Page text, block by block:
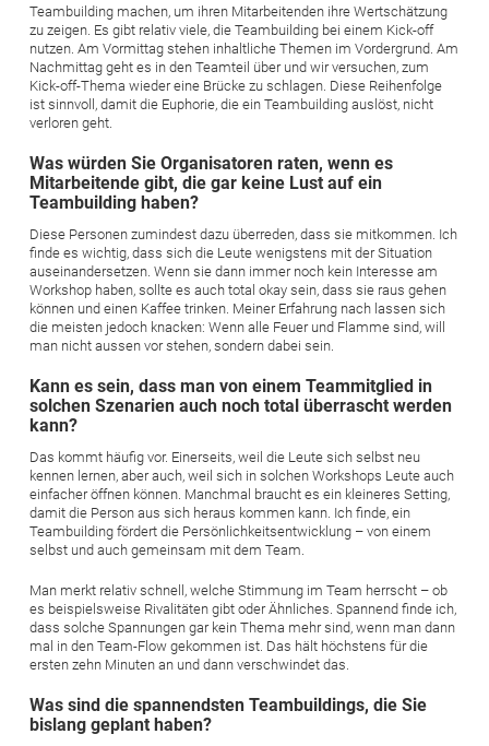
Teambuilding machen, um ihren Mitarbeitenden ihre Wertschätzung
zu zeigen. Es gibt relativ viele, die Teambuilding bei einem Kick-off
nutzen. Am Vormittag stehen inhaltliche Themen im Vordergrund. Am
Nachmittag geht es in den Teamteil über und wir versuchen, zum
Kick-off-Thema wieder eine Brücke zu schlagen. Diese Reihenfolge
ist sinnvoll, damit die Euphorie, die ein Teambuilding auslöst, nicht
verloren geht.
Was würden Sie Organisatoren raten, wenn es
Mitarbeitende gibt, die gar keine Lust auf ein
Teambuilding haben?
Diese Personen zumindest dazu überreden, dass sie mitkommen. Ich
finde es wichtig, dass sich die Leute wenigstens mit der Situation
auseinandersetzen. Wenn sie dann immer noch kein Interesse am
Workshop haben, sollte es auch total okay sein, dass sie raus gehen
können und einen Kaffee trinken. Meiner Erfahrung nach lassen sich
die meisten jedoch knacken: Wenn alle Feuer und Flamme sind, will
man nicht aussen vor stehen, sondern dabei sein.
Kann es sein, dass man von einem Teammitglied in
solchen Szenarien auch noch total überrascht werden
kann?
Das kommt häufig vor. Einerseits, weil die Leute sich selbst neu
kennen lernen, aber auch, weil sich in solchen Workshops Leute auch
einfacher öffnen können. Manchmal braucht es ein kleineres Setting,
damit die Person aus sich heraus kommen kann. Ich finde, ein
Teambuilding fördert die Persönlichkeitsentwicklung – von einem
selbst und auch gemeinsam mit dem Team.
Man merkt relativ schnell, welche Stimmung im Team herrscht – ob
es beispielsweise Rivalitäten gibt oder Ähnliches. Spannend finde ich,
dass solche Spannungen gar kein Thema mehr sind, wenn man dann
mal in den Team-Flow gekommen ist. Das hält höchstens für die
ersten zehn Minuten an und dann verschwindet das.
Was sind die spannendsten Teambuildings, die Sie
bislang geplant haben?